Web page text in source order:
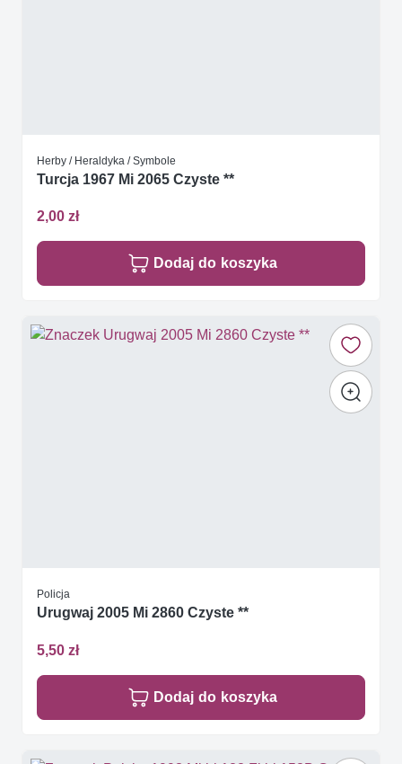
Herby / Heraldyka / Symbole
Turcja 1967 Mi 2065 Czyste **
2,00 zł
Dodaj do koszyka
Policja
Urugwaj 2005 Mi 2860 Czyste **
5,50 zł
Dodaj do koszyka